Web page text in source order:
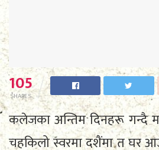
105
SHARES
कलेजका अन्तिम दिनहरू गन्दै
चहकिलो स्वरमा दशैंमा त घर